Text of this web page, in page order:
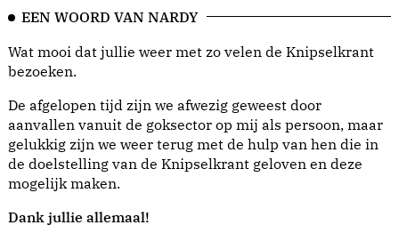
EEN WOORD VAN NARDY
Wat mooi dat jullie weer met zo velen de Knipselkrant
bezoeken.
De afgelopen tijd zijn we afwezig geweest door
aanvallen vanuit de goksector op mij als persoon, maar
gelukkig zijn we weer terug met de hulp van hen die in
de doelstelling van de Knipselkrant geloven en deze
mogelijk maken.
Dank jullie allemaal!